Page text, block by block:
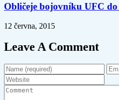
Obličeje bojovníku UFC
12 června, 2015
Leave A Comment